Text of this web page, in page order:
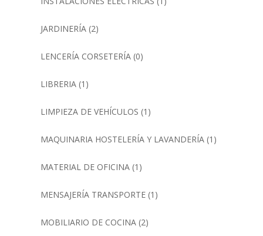
JARDINERÍA(2)
LENCERÍA CORSETERÍA(0)
LIBRERIA(1)
LIMPIEZA DE VEHÍCULOS (1)
MAQUINARIA HOSTELERÍA Y LAVANDERÍA(1)
MATERIAL DE OFICINA(1)
MENSAJERÍA TRANSPORTE(1)
MOBILIARIO DE COCINA(2)